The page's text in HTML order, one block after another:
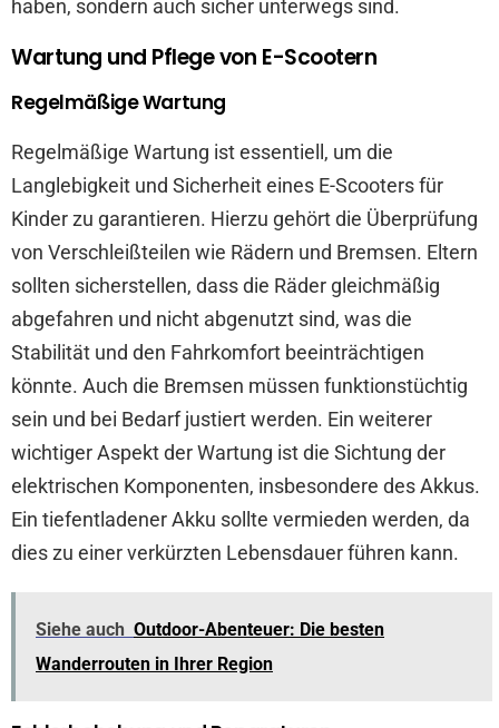
haben, sondern auch sicher unterwegs sind.
Wartung und Pflege von E-Scootern
Regelmäßige Wartung
Regelmäßige Wartung ist essentiell, um die
Langlebigkeit und Sicherheit eines E-Scooters für
Kinder zu garantieren. Hierzu gehört die Überprüfung
von Verschleißteilen wie Rädern und Bremsen. Eltern
sollten sicherstellen, dass die Räder gleichmäßig
abgefahren und nicht abgenutzt sind, was die
Stabilität und den Fahrkomfort beeinträchtigen
könnte. Auch die Bremsen müssen funktionstüchtig
sein und bei Bedarf justiert werden. Ein weiterer
wichtiger Aspekt der Wartung ist die Sichtung der
elektrischen Komponenten, insbesondere des Akkus.
Ein tiefentladener Akku sollte vermieden werden, da
dies zu einer verkürzten Lebensdauer führen kann.
Siehe auch Outdoor-Abenteuer: Die besten
Wanderrouten in Ihrer Region